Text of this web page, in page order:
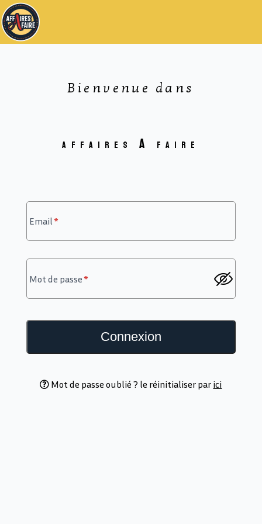
Bienvenue dans
AffairesA faire
Email*
Mot de passe*
Mot de passe oublié ? le réinitialiser par ici